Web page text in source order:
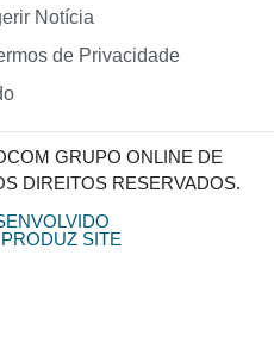
Notícia
de Privacidade
GRUPO ONLINE DE
DIREITOS RESERVADOS.
SITE